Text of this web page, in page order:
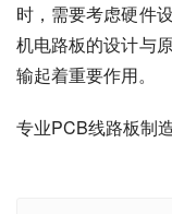
时，需要考虑硬件
机电路板的设计与
输起着重要作用。
专业PCB线路板制